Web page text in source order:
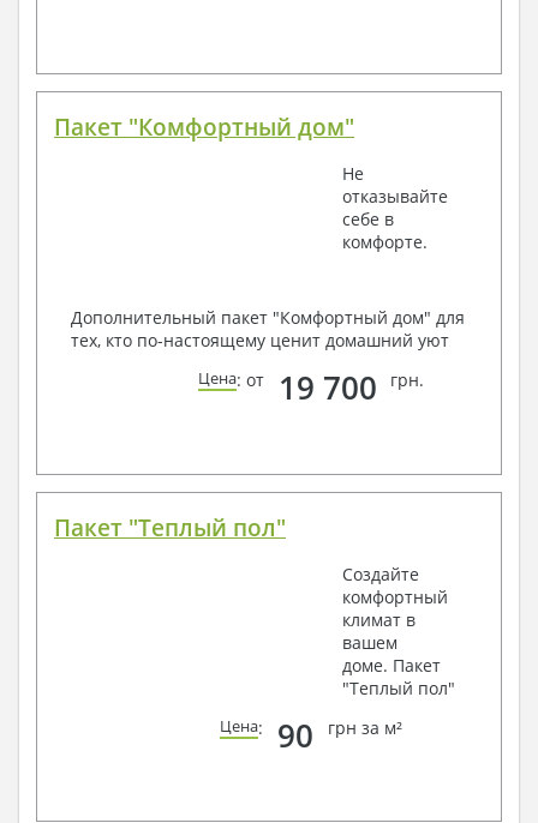
Пакет "Комфортный дом"
Не
отказывайте
себе в
комфорте.
Дополнительный пакет "Комфортный дом" для
тех, кто по-настоящему ценит домашний уют
Цена: от 19 700 грн.
Пакет "Теплый пол"
Создайте
комфортный
климат в
вашем
доме. Пакет
"Теплый пол"
Цена: 90 грн за м²